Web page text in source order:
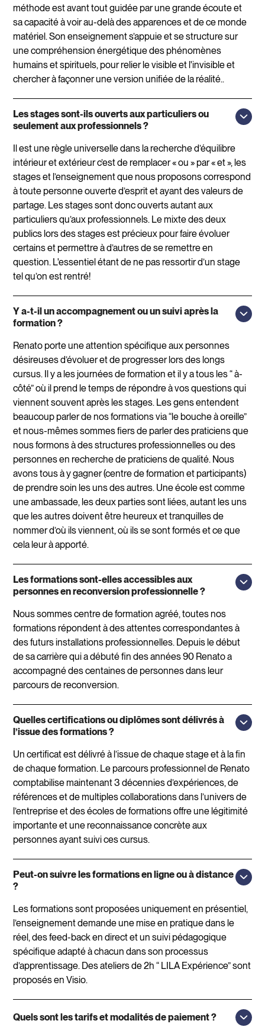
méthode est avant tout guidée par une grande écoute et
sa capacité à voir au-delà des apparences et de ce monde
matériel. Son enseignement s’appuie et se structure sur
une compréhension énergétique des phénomènes
humains et spirituels, pour relier le visible et l'invisible et
chercher à façonner une version unifiée de la réalité..
Les stages sont-ils ouverts aux particuliers ou
seulement aux professionnels ?
Il est une règle universelle dans la recherche d’équilibre
intérieur et extérieur c’est de remplacer « ou » par « et », les
stages et l’enseignement que nous proposons correspond
à toute personne ouverte d’esprit et ayant des valeurs de
partage. Les stages sont donc ouverts autant aux
particuliers qu’aux professionnels. Le mixte des deux
publics lors des stages est précieux pour faire évoluer
certains et permettre à d’autres de se remettre en
question. L'essentiel étant de ne pas ressortir d’un stage
tel qu’on est rentré!
Y a-t-il un accompagnement ou un suivi après la
formation ?
Renato porte une attention spécifique aux personnes
désireuses d’évoluer et de progresser lors des longs
cursus. Il y a les journées de formation et il y a tous les “ à-
côté” où il prend le temps de répondre à vos questions qui
viennent souvent après les stages. Les gens entendent
beaucoup parler de nos formations via “le bouche à oreille”
et nous-mêmes sommes fiers de parler des praticiens que
nous formons à des structures professionnelles ou des
personnes en recherche de praticiens de qualité. Nous
avons tous à y gagner (centre de formation et participants)
de prendre soin les uns des autres. Une école est comme
une ambassade, les deux parties sont liées, autant les uns
que les autres doivent être heureux et tranquilles de
nommer d’où ils viennent, où ils se sont formés et ce que
cela leur à apporté.
Les formations sont-elles accessibles aux
personnes en reconversion professionnelle ?
Nous sommes centre de formation agréé, toutes nos
formations répondent à des attentes correspondantes à
des futurs installations professionnelles. Depuis le début
de sa carrière qui a débuté fin des années 90 Renato a
accompagné des centaines de personnes dans leur
parcours de reconversion.
Quelles certifications ou diplômes sont délivrés à
l’issue des formations ?
Un certificat est délivré à l’issue de chaque stage et à la fin
de chaque formation. Le parcours professionnel de Renato
comptabilise maintenant 3 décennies d’expériences, de
références et de multiples collaborations dans l’univers de
l’entreprise et des écoles de formations offre une légitimité
importante et une reconnaissance concrète aux
personnes ayant suivi ces cursus.
Peut-on suivre les formations en ligne ou à distance
?
Les formations sont proposées uniquement en présentiel,
l’enseignement demande une mise en pratique dans le
réel, des feed-back en direct et un suivi pédagogique
spécifique adapté à chacun dans son processus
d’apprentissage. Des ateliers de 2h “ LILA Expérience” sont
proposés en Visio.
Quels sont les tarifs et modalités de paiement ?